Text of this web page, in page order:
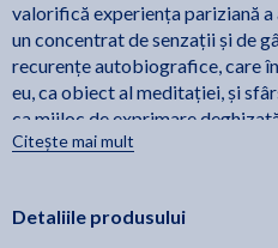
valorifică experiența pariziană
un concentrat de senzații și de
recurențe autobiografice, care
eu, ca obiect al meditației, și
ca mijloc de exprimare
pentru că, în paginile acestei
Citește mai mult
Detaliile produsului